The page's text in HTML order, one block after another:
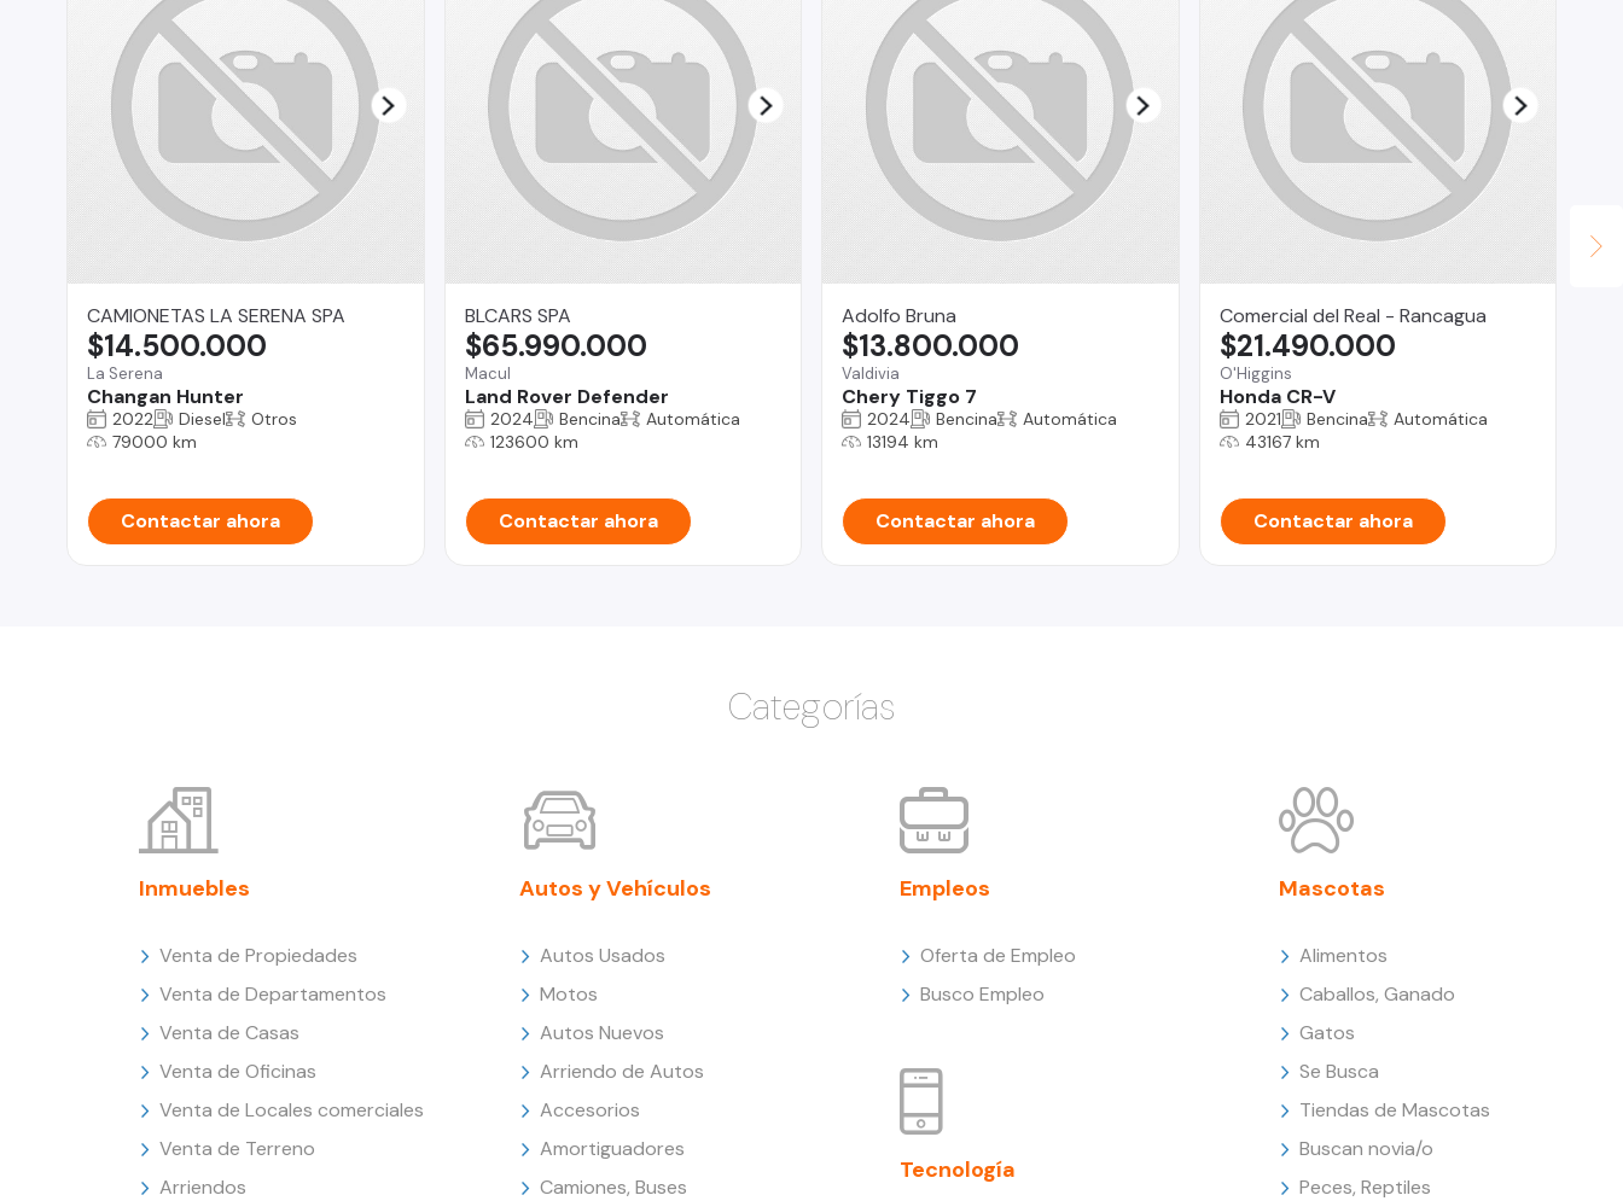
CAMIONETAS LA SERENA SPA
La Serena
Changan Hunter
$14.500.000
2022 Diesel
Otros
79000 km
Contactar ahora
BLCARS SPA
Macul
Land Rover Defender
$65.990.000
2024 Bencina
Automática
123600 km
Contactar ahora
Adolfo Bruna
Valdivia
Chery Tiggo 7
$13.800.000
2024 Bencina
Automática
13194 km
Contactar ahora
Comercial del Real - Rancagua
O'Higgins
Honda CR-V
$21.490.000
2021 Bencina
Automática
43167 km
Contactar ahora
Categorías
Inmuebles
Venta de Propiedades
Venta de Departamentos
Venta de Casas
Venta de Oficinas
Venta de Locales comerciales
Venta de Terreno
Arriendos
Autos y Vehículos
Autos Usados
Motos
Autos Nuevos
Arriendo de Autos
Accesorios
Amortiguadores
Camiones, Buses
Empleos
Oferta de Empleo
Busco Empleo
Tecnología
Mascotas
Alimentos
Caballos, Ganado
Gatos
Se Busca
Tiendas de Mascotas
Buscan novia/o
Peces, Reptiles